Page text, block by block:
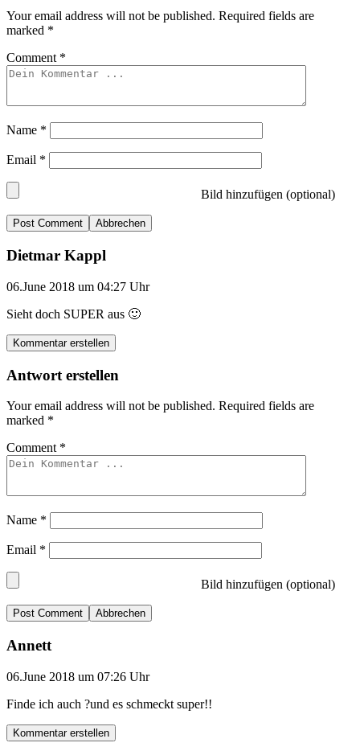
Your email address will not be published. Required fields are
marked *
Comment *
Name *
Email *
Bild hinzufügen (optional)
Abbrechen
Dietmar Kappl
06.June 2018 um 04:27 Uhr
Sieht doch SUPER aus 🙂
Kommentar erstellen
Antwort erstellen
Your email address will not be published. Required fields are
marked *
Comment *
Name *
Email *
Bild hinzufügen (optional)
Abbrechen
Annett
06.June 2018 um 07:26 Uhr
Finde ich auch ?und es schmeckt super!!
Kommentar erstellen